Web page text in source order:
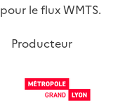
pour le flux WMTS.
Producteur